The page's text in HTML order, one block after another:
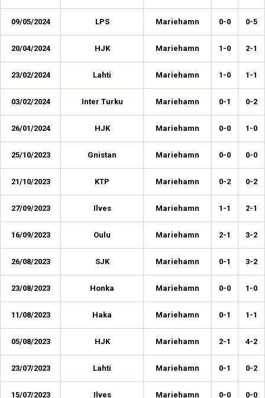
09/05/2024 LPS Mariehamn 0-0 0-5
20/04/2024 HJK Mariehamn 1-0 2-1
23/02/2024 Lahti Mariehamn 1-0 1-1
03/02/2024 Inter Turku Mariehamn 0-1 0-2
26/01/2024 HJK Mariehamn 0-0 1-0
25/10/2023 Gnistan Mariehamn 0-0 0-0
21/10/2023 KTP Mariehamn 0-2 0-2
27/09/2023 Ilves Mariehamn 1-1 2-1
16/09/2023 Oulu Mariehamn 2-1 3-2
26/08/2023 SJK Mariehamn 0-1 3-2
23/08/2023 Honka Mariehamn 0-0 1-0
11/08/2023 Haka Mariehamn 0-1 1-1
05/08/2023 HJK Mariehamn 2-1 4-2
23/07/2023 Lahti Mariehamn 0-1 0-2
15/07/2023 Ilves Mariehamn 0-0 0-0